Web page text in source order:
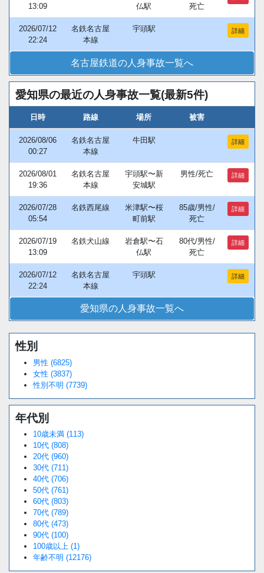
13:09 仏駅 死亡
2026/07/12
22:24
名鉄名古屋
本線
宇頭駅 詳細
名古屋鉄道の人身事故一覧へ
愛知県の最近の人身事故一覧(最新5件)
日時 路線 場所 被害
2026/08/06
00:27
名鉄名古屋
本線
牛田駅 詳細
2026/08/01
19:36
名鉄名古屋
本線
宇頭駅〜新
安城駅
男性/死亡 詳細
2026/07/28
05:54
名鉄西尾線
米津駅〜桜
町前駅
85歳/男性/
死亡
詳細
2026/07/19
13:09
名鉄犬山線
岩倉駅〜石
仏駅
80代/男性/
死亡
詳細
2026/07/12
22:24
名鉄名古屋
本線
宇頭駅 詳細
愛知県の人身事故一覧へ
性別
男性 (6825)
女性 (3837)
性別不明 (7739)
年代別
10歳未満 (113)
10代 (808)
20代 (960)
30代 (711)
40代 (706)
50代 (761)
60代 (803)
70代 (789)
80代 (473)
90代 (100)
100歳以上 (1)
年齢不明 (12176)